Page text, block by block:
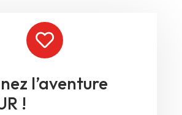
l’aventure
!